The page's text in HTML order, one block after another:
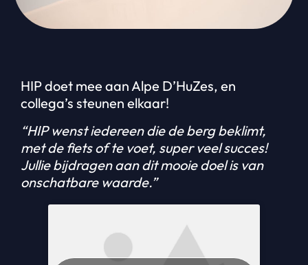
HIP doet mee aan Alpe D’HuZes, en
collega’s steunen elkaar!
“HIP wenst iedereen die de berg beklimt,
met de fiets of te voet, super veel succes!
Jullie bijdragen aan dit mooie doel is van
onschatbare waarde.”